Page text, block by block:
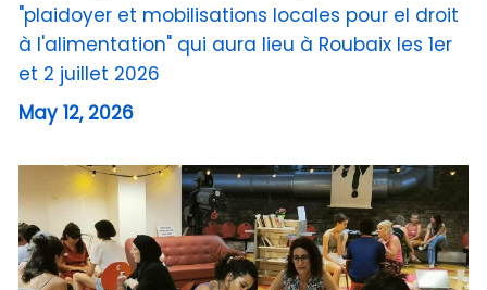
"plaidoyer et mobilisations locales pour el droit
à l'alimentation" qui aura lieu à Roubaix les 1er
et 2 juillet 2026
May 12, 2026